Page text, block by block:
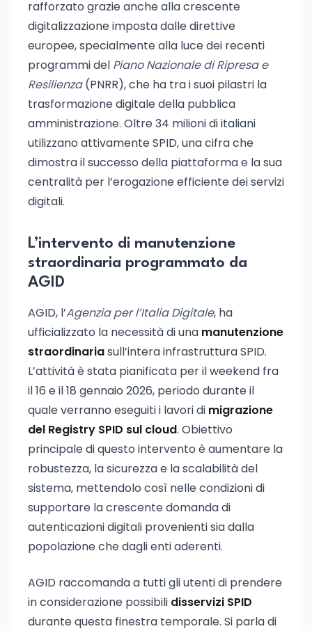
rafforzato grazie anche alla crescente
digitalizzazione imposta dalle direttive
europee, specialmente alla luce dei recenti
programmi del Piano Nazionale di Ripresa e
Resilienza(PNRR), che ha tra i suoi pilastri la
trasformazione digitale della pubblica
amministrazione. Oltre 34 milioni di italiani
utilizzano attivamente SPID, una cifra che
dimostra il successo della piattaforma e la sua
centralità per l’erogazione efficiente dei servizi
digitali.
L’intervento di manutenzione
straordinaria programmato da
AGID
AGID, l’Agenzia per l’Italia Digitale, ha
ufficializzato la necessità di una manutenzione
straordinariasull’intera infrastruttura SPID.
L’attività è stata pianificata per il weekend fra
il 16 e il 18 gennaio 2026, periodo durante il
quale verranno eseguiti i lavori di migrazione
del Registry SPID sul cloud. Obiettivo
principale di questo intervento è aumentare la
robustezza, la sicurezza e la scalabilità del
sistema, mettendolo così nelle condizioni di
supportare la crescente domanda di
autenticazioni digitali provenienti sia dalla
popolazione che dagli enti aderenti.
AGID raccomanda a tutti gli utenti di prendere
in considerazione possibili disservizi SPID
durante questa finestra temporale. Si parla di